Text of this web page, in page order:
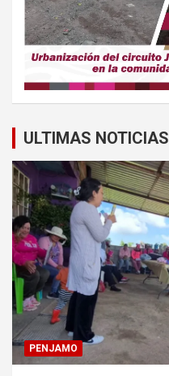
ULTIMAS NOTICIAS
PENJAMO